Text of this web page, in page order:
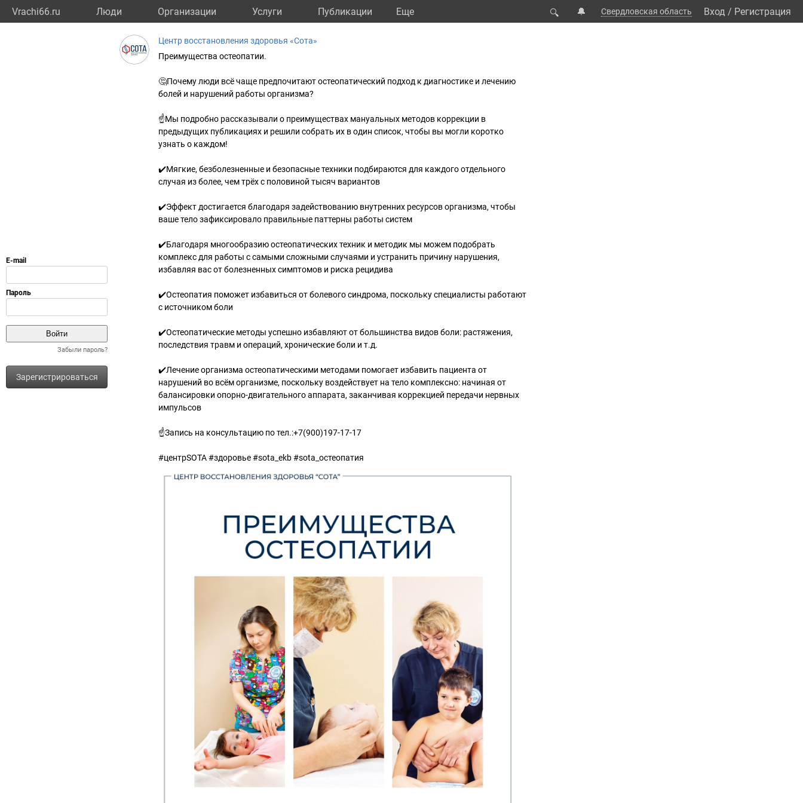
Vrachi66.ru Люди Организации Услуги Публикации Eще 🔍 🔔 Свердловская область Вход / Регистрация
Забыли пароль?
Зарегистрироваться
Центр восстановления здоровья «Сота»
Преимущества остеопатии.
🤔Почему люди всё чаще предпочитают остеопатический подход к диагностике и лечению
болей и нарушений работы организма?
☝️Мы подробно рассказывали о преимуществах мануальных методов коррекции в
предыдущих публикациях и решили собрать их в один список, чтобы вы могли коротко
узнать о каждом!
✔️Мягкие, безболезненные и безопасные техники подбираются для каждого отдельного
случая из более, чем трёх с половиной тысяч вариантов
✔️Эффект достигается благодаря задействованию внутренних ресурсов организма, чтобы
ваше тело зафиксировало правильные паттерны работы систем
✔️Благодаря многообразию остеопатических техник и методик мы можем подобрать
комплекс для работы с самыми сложными случаями и устранить причину нарушения,
избавляя вас от болезненных симптомов и риска рецидива
✔️Остеопатия поможет избавиться от болевого синдрома, поскольку специалисты работают
с источником боли
✔️Остеопатические методы успешно избавляют от большинства видов боли: растяжения,
последствия травм и операций, хронические боли и т.д.
✔️Лечение организма остеопатическими методами помогает избавить пациента от
нарушений во всём организме, поскольку воздействует на тело комплексно: начиная от
балансировки опорно-двигательного аппарата, заканчивая коррекцией передачи нервных
импульсов
☝️Запись на консультацию по тел.:+7(900)197-17-17
#центрSOTA #здоровье #sota_ekb #sota_остеопатия